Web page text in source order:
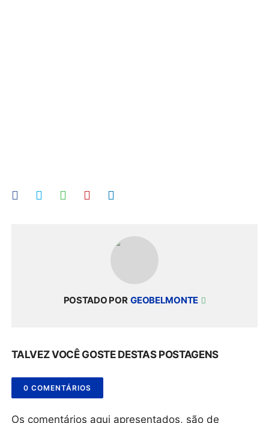
POSTADO POR GEOBELMONTE
TALVEZ VOCÊ GOSTE DESTAS POSTAGENS
0 COMENTÁRIOS
Os comentários aqui apresentados, são de